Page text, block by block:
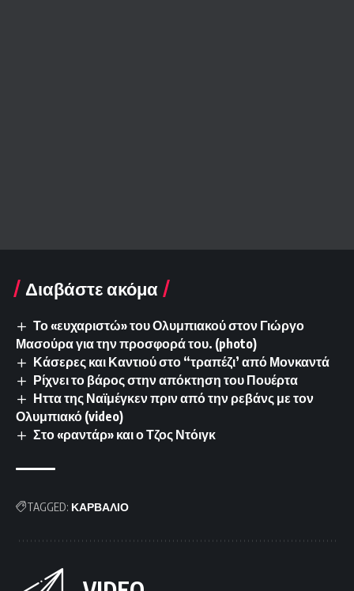
Διαβάστε ακόμα
Το «ευχαριστώ» του Ολυμπιακού στον Γιώργο
Μασούρα για την προσφορά του. (photo)
Κάσερες και Καντιού στο “τραπέζι’ από Μονκαντά
Ρίχνει το βάρος στην απόκτηση του Πουέρτα
Ηττα της Ναϊμέγκεν πριν από την ρεβάνς με τον
Ολυμπιακό (video)
Στο «ραντάρ» και ο Τζος Ντόιγκ
TAGGED: ΚΑΡΒΑΛΙΟ